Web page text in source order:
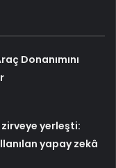
Donanımını
zirveye yerleşti:
yapay zekâ